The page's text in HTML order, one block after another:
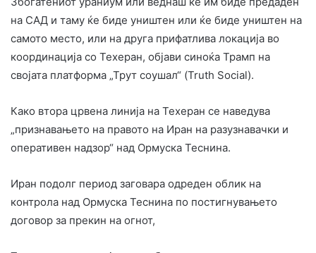
на САД и таму ќе биде уништен или ќе биде уништен на
самото место, или на друга прифатлива локација во
координација со Техеран, објави синоќа Трамп на
својата платформа „Трут соушал“ (Truth Social).
Како втора црвена линија на Техеран се наведува
„признавањето на правото на Иран на разузнавачки и
оперативен надзор“ над Ормуска Теснина.
Иран подолг период заговара одреден облик на
контрола над Ормуска Теснина по постигнувањето
договор за прекин на огнот,